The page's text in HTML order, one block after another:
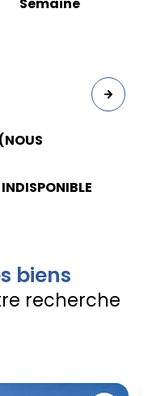
Semaine
biens
recherche